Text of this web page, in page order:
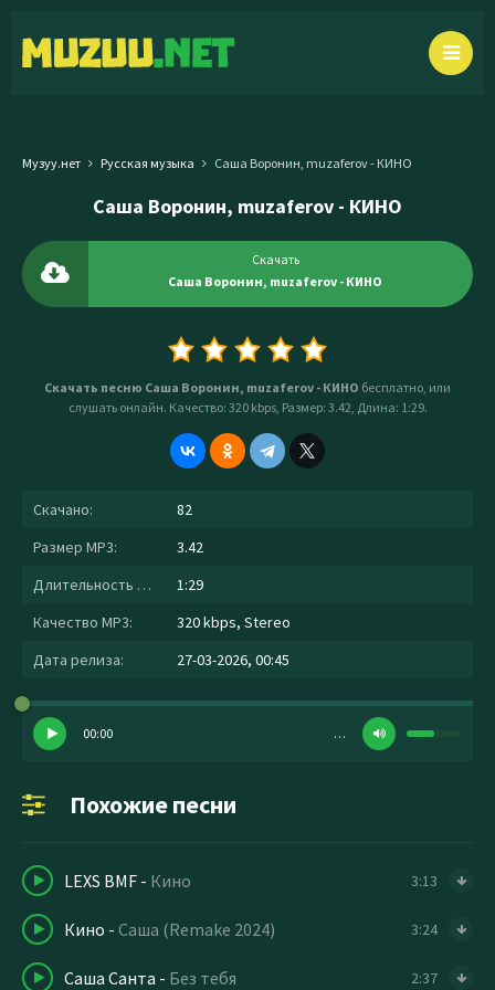
Музуу.нет Русская музыка Саша Воронин, muzaferov - КИНО
Саша Воронин, muzaferov - КИНО
Скачать
Саша Воронин, muzaferov - КИНО
Скачать песню Саша Воронин, muzaferov - КИНО бесплатно, или
слушать онлайн. Качество: 320 kbps, Размер: 3.42, Длина: 1:29.
Скачано:
82
Размер MP3:
3.42
Длительность MP3:
1:29
Качество MP3:
320 kbps, Stereo
Дата релиза:
27-03-2026, 00:45
00:00 …
Похожие песни
LEXS BMF - Кино 3:13
Кино - Саша (Remake 2024) 3:24
Саша Санта - Без тебя 2:37